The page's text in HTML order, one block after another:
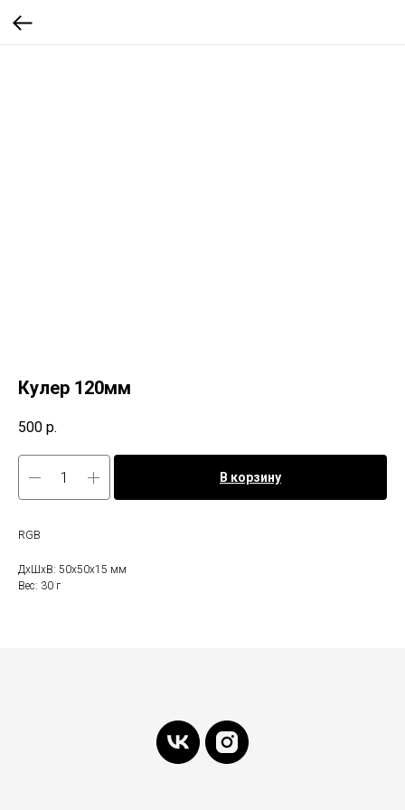
Кулер 120мм
500 р.
В корзину
RGB
ДxШxВ: 50x50x15 мм
Вес: 30 г